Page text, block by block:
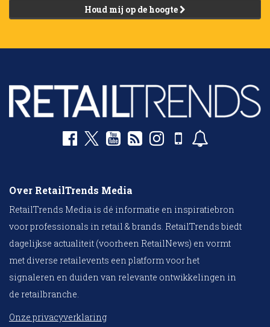
Houd mij op de hoogte
Over RetailTrends Media
RetailTrends Media is dé informatie en inspiratiebron
voor professionals in retail & brands. RetailTrends biedt
dagelijkse actualiteit (voorheen RetailNews) en vormt
met diverse retailevents een platform voor het
signaleren en duiden van relevante ontwikkelingen in
de retailbranche.
Onze privacyverklaring